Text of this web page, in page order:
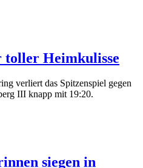
toller Heimkulisse
verliert das Spitzenspiel gegen
III knapp mit 19:20.
siegen in